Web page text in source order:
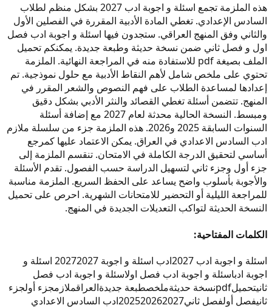
هذه الملزمة تجمع اسئلة و اجوبة ادب 2027 بشكل منظم لطلاب
السادس الإعدادي. تغطي المادة الأدبية المقررة في الفصلين الأول
والثاني وفق المنهج العراقي. ستجدون فيها اسئلة و اجوبة ادب فصل
اول و فصل ثاني ضمن نسخة حديثة وطبعة جديدة. يمكنكم تحميل
الملف بصيغة pdf للاستفادة منه في المراجعة النهائية. الملزمة
تحتوي على ملخص شامل لأهم النقاط الأدبية مع حلول نموذجية. تم
إعدادها لمساعدة الطلاب على فهم النصوص والشعر المقرر في
المنهج. تتضمن أسئلة تغطي القصائد والنثر الأدبي بشكل دقيق
ومبسط. النسخة الحالية محدثة لعام 2027 مع إضافة أسئلة
السنوات السابقة 2025 و2026. هذه الملزمة جزء من سلسلة ملازم
ادب السادس الاعدادي في العراق. يمكن الاعتماد عليها كمرجع
أساسي لتحقيق الدرجة الكاملة في الامتحان. تنقسم الملزمة إلى
جزء أول وجزء ثاني لتسهيل الدراسة حسب الفصول. تقدم الأسئلة
والأجوبة بأسلوب واضح يساعد على الحفظ السريع. الملزمة مناسبة
للمراجعة الليلية أو التحضير للامتحانات الشهرية. احرص على تحميل
النسخة الحديثة لتواكب التعديلات الجديدة في المنهج.
الكلمات المفتاحية:
اسئلة و اجوبة ادب 2027
ادب اسئلة و اجوبة 2027
2027 اسئلة و
اجوبة ادباسئلة و اجوبة ادب فصل اولاسئلة و اجوبة ادب فصل
ثانيتحميلpdfنسخة حديثةملخصطبعة جديدةالعراقملازمجزء أولجزء
ثانيفصل أولفصل ثاني 202520262027 ادب السادس الاعدادي